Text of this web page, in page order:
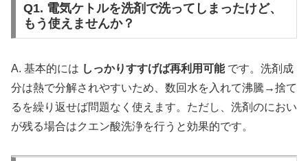
Q1. 電気ケトルを洗剤で洗ってしまったけど、
もう使えませんか？
A. 基本的には しっかりすすげば再利用可能です。洗剤成
分は熱で分解されやすいため、数回水を入れて沸騰→捨て
るを繰り返せば問題なく使えます。ただし、洗剤のにおい
が残る場合はクエン酸洗浄を行うと効果的です。